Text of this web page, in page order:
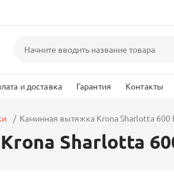
и доставка Гарантия Контакты
Каминная вытяжка Krona Sharlotta 600
Sharlotta